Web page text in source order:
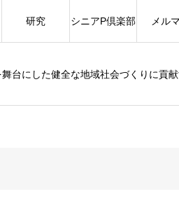
台にした健全な地域社会づくりに貢
研究 シニアP倶楽部 メル